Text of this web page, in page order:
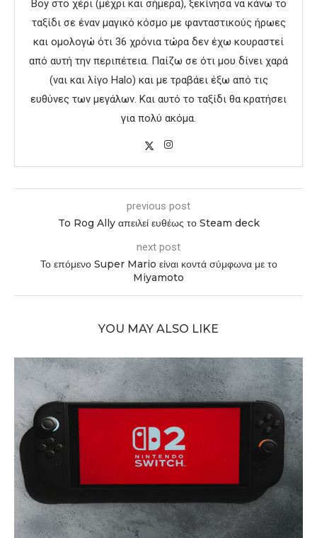
Boy στο χέρι (μέχρι και σήμερα), ξεκίνησα να κάνω το
ταξίδι σε έναν μαγικό κόσμο με φανταστικούς ήρωες
και ομολογώ ότι 36 χρόνια τώρα δεν έχω κουραστεί
από αυτή την περιπέτεια. Παίζω σε ότι μου δίνει χαρά
(ναι και λίγο Halo) και με τραβάει έξω από τις
ευθύνες των μεγάλων. Και αυτό το ταξίδι θα κρατήσει
για πολύ ακόμα.
previous post
To Rog Ally απειλεί ευθέως το Steam deck
next post
Το επόμενο Super Mario είναι κοντά σύμφωνα με το
Miyamoto
YOU MAY ALSO LIKE